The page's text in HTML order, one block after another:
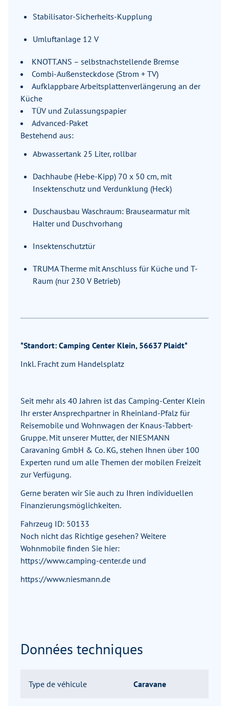
Stabilisator-Sicherheits-Kupplung
Umluftanlage 12 V
KNOTT.ANS – selbstnachstellende Bremse
Combi-Außensteckdose (Strom + TV)
Aufklappbare Arbeitsplattenverlängerung an der
Küche
TÜV und Zulassungspapier
Advanced-Paket
Bestehend aus:
Abwassertank 25 Liter, rollbar
Dachhaube (Hebe-Kipp) 70 x 50 cm, mit
Insektenschutz und Verdunklung (Heck)
Duschausbau Waschraum: Brausearmatur mit
Halter und Duschvorhang
Insektenschutztür
TRUMA Therme mit Anschluss für Küche und T-
Raum (nur 230 V Betrieb)
*Standort: Camping Center Klein, 56637 Plaidt*
Inkl. Fracht zum Handelsplatz
Seit mehr als 40 Jahren ist das Camping-Center Klein
Ihr erster Ansprechpartner in Rheinland-Pfalz für
Reisemobile und Wohnwagen der Knaus-Tabbert-
Gruppe. Mit unserer Mutter, der NIESMANN
Caravaning GmbH & Co. KG, stehen Ihnen über 100
Experten rund um alle Themen der mobilen Freizeit
zur Verfügung.
Gerne beraten wir Sie auch zu Ihren individuellen
Finanzierungsmöglichkeiten.
Fahrzeug ID: 50133
Noch nicht das Richtige gesehen? Weitere
Wohnmobile finden Sie hier:
https://www.camping-center.de und
https://www.niesmann.de
Données techniques
Type de véhicule Caravane